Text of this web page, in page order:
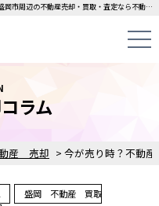
今が売り時？不動産売却のタイミ･･･｜不動産売却コラム｜盛岡市周辺の不動産売却・買取・査定なら不動産売却専門店エストエストにお任せください！中古一戸建て・マンション・土地の即日無料査定・即金買取を行っています！
産 売却 >
ラム
盛岡 不動産 買取